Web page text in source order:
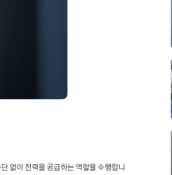
없이 전력을 공급하는 역할을 수행합니